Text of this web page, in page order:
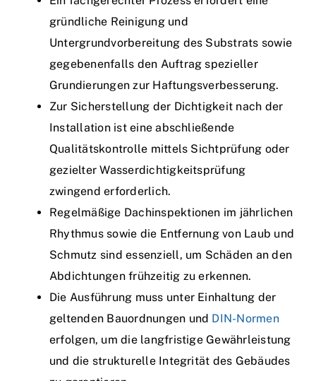
gründliche Reinigung und
Untergrundvorbereitung des Substrats sowie
gegebenenfalls den Auftrag spezieller
Grundierungen zur Haftungsverbesserung.
Zur Sicherstellung der Dichtigkeit nach der
Installation ist eine abschließende
Qualitätskontrolle mittels Sichtprüfung oder
gezielter Wasserdichtigkeitsprüfung
zwingend erforderlich.
Regelmäßige Dachinspektionen im jährlichen
Rhythmus sowie die Entfernung von Laub und
Schmutz sind essenziell, um Schäden an den
Abdichtungen frühzeitig zu erkennen.
Die Ausführung muss unter Einhaltung der
geltenden Bauordnungen und DIN-Normen
erfolgen, um die langfristige Gewährleistung
und die strukturelle Integrität des Gebäudes